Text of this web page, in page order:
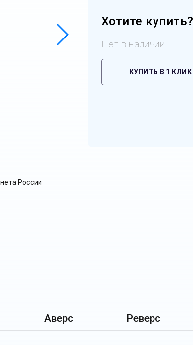
Хотите купить?
Нет в наличии
КУПИТЬ В 1 КЛИК
Аверс Реверс